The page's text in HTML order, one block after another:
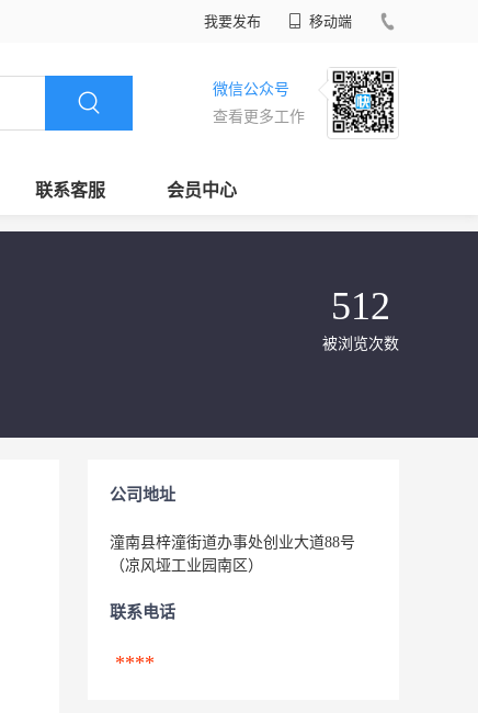
我要发布 移动端
微信公众号
查看更多工作
联系客服 会员中心
512
被浏览次数
公司地址
潼南县梓潼街道办事处创业大道88号
（凉风垭工业园南区）
联系电话
****